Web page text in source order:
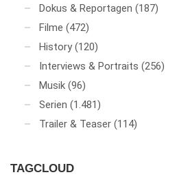
Dokus & Reportagen (187)
Filme (472)
History (120)
Interviews & Portraits (256)
Musik (96)
Serien (1.481)
Trailer & Teaser (114)
TAGCLOUD